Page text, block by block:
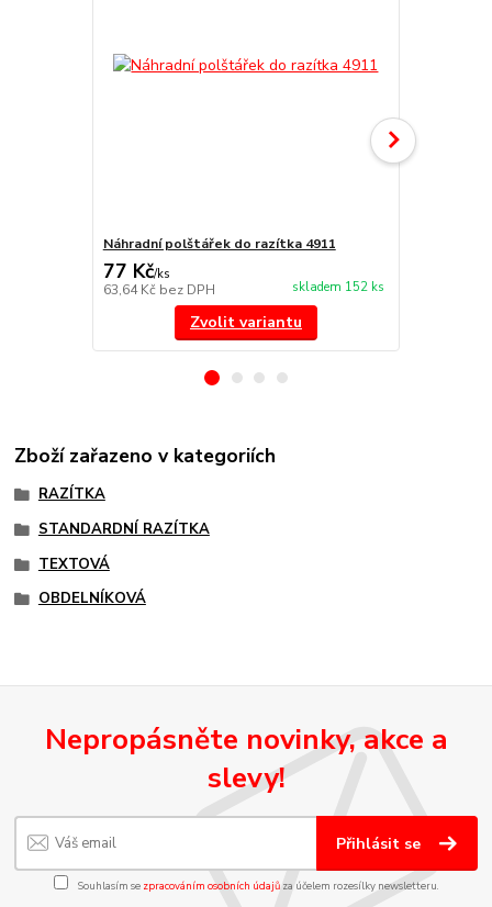
Náhradní polštářek do razítka 4911
77 Kč/ks
63,64 Kč bez DPH skladem 152 ks
Zvolit variantu
Zboží zařazeno v kategoriích
RAZÍTKA
STANDARDNÍ RAZÍTKA
TEXTOVÁ
OBDELNÍKOVÁ
Nepropásněte novinky, akce a
slevy!
Přihlásit se
Souhlasím se zpracováním osobních údajůza účelem rozesílky newsletteru.